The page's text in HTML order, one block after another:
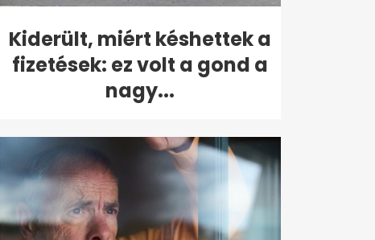
Kiderült, miért késhettek a
fizetések: ez volt a gond a
nagy...